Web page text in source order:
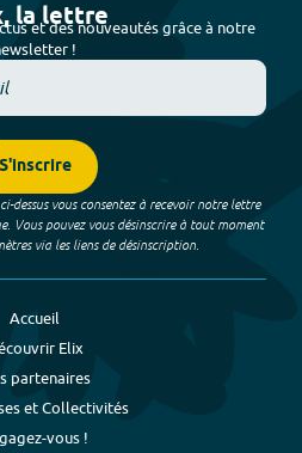
la lettre
et des nouveautés grâce à notre
!
S'inscrire
dessus vous consentez à recevoir notre lettre
Vous pouvez vous désinscrire à tout moment
via les liens de désinscription.
Accueil
Elix
partenaires
et Collectivités
vous !